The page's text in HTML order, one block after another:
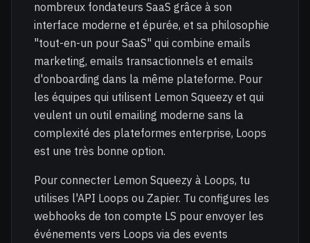
nombreux fondateurs SaaS grâce à son
interface moderne et épurée, et sa philosophie
"tout-en-un pour SaaS" qui combine emails
marketing, emails transactionnels et emails
d'onboarding dans la même plateforme. Pour
les équipes qui utilisent Lemon Squeezy et qui
veulent un outil emailing moderne sans la
complexité des plateformes enterprise, Loops
est une très bonne option.
Pour connecter Lemon Squeezy à Loops, tu
utilises l'API Loops ou Zapier. Tu configures les
webhooks de ton compte LS pour envoyer les
événements vers Loops via des events